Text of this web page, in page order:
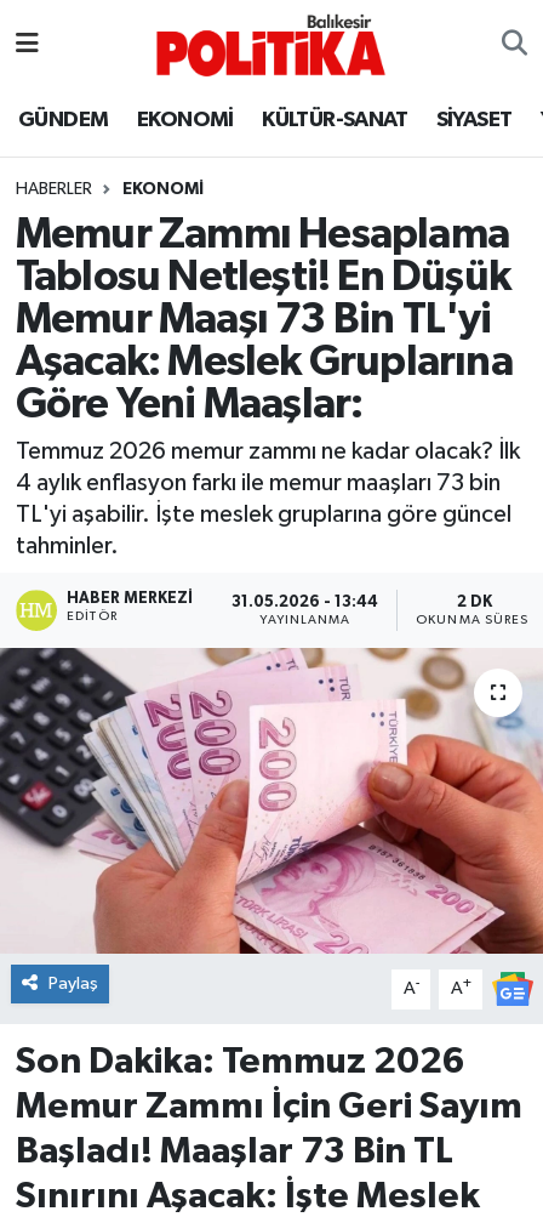
GÜNDEM EKONOMİ KÜLTÜR-SANAT SİYASET
HABERLER EKONOMİ
Memur Zammı Hesaplama
Tablosu Netleşti! En Düşük
Memur Maaşı 73 Bin TL'yi
Aşacak: Meslek Gruplarına
Göre Yeni Maaşlar:
Temmuz 2026 memur zammı ne kadar olacak? İlk
4 aylık enflasyon farkı ile memur maaşları 73 bin
TL'yi aşabilir. İşte meslek gruplarına göre güncel
tahminler.
HABER MERKEZI
EDITÖR
31.05.2026 - 13:44
YAYINLANMA
2 DK
OKUNMA SÜRESI
Paylaş A- A+
Son Dakika: Temmuz 2026
Memur Zammı İçin Geri Sayım
Başladı! Maaşlar 73 Bin TL
Sınırını Aşacak: İşte Meslek
Ayvalık
Bandırma
Bigadiç
BİYOGRAFİLER
Burhaniye
ÇEVRE
DÜNYA
Dursunbey
Edremit
EĞİTİM
EKONOMİ
Gömeç
İvrindi
KENT GÜNDEMİ
Balıkesir Hava Durumu
Balıkesir Namaz Vakitleri
Balıkesir Trafik Yoğunluk Haritası
Süper Lig Puan Durumu ve Fikstür
Tüm Manşetler
Son Dakika Haberleri
Haber Arşivi